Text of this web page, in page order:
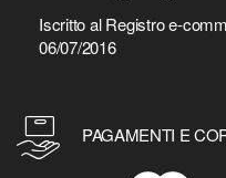
Iscritto al Registro e-
06/07/2016
PAGAMENTI E